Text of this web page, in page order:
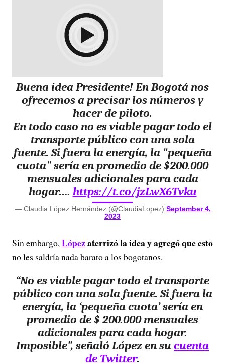
Buena idea Presidente! En Bogotá nos
ofrecemos a precisar los números y
hacer de piloto.
En todo caso no es viable pagar todo el
transporte público con una sola
fuente. Si fuera la energía, la "pequeña
cuota" sería en promedio de $200.000
mensuales adicionales para cada
hogar.… https://t.co/jzLwX6Tvku
— Claudia López Hernández (@ClaudiaLopez) September 4,
2023
Sin embargo,Lópezaterrizó la idea y agregó que esto
no les saldría nada barato a los bogotanos.
“No es viable pagar todo el transporte
público con una sola fuente. Si fuera la
energía, la ‘pequeña cuota’ sería en
promedio de $ 200.000 mensuales
adicionales para cada hogar.
Imposible”, señaló López en su cuenta
de Twitter.